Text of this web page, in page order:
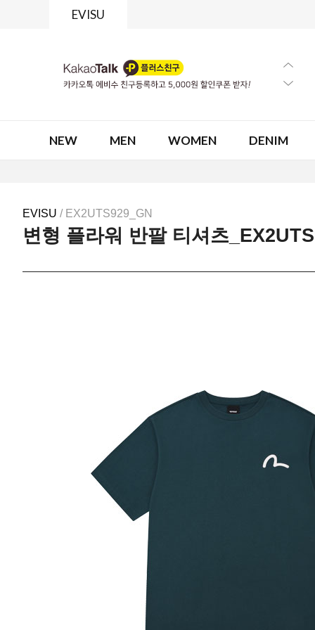
EVISU
NEW MEN WOMEN DENIM
EVISU / EX2UTS929_GN
변형 플라워 반팔 티셔츠